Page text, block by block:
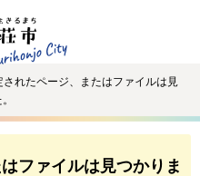
されたページ、またはファイルは見
ファイルは見つかりま